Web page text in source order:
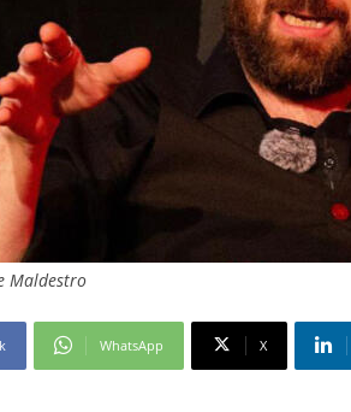
Maldestro
WhatsApp X